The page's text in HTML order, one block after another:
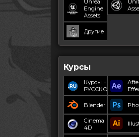
Unreal
Engine
Assets
Другие
Курсы
Курсы на
РУССКОМ
Blender
Cinema
4D